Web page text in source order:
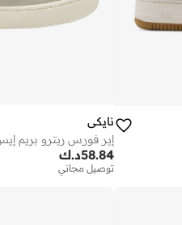
نايكي
إير فورس ريترو بريم
د.ك58.84
توصيل مجاني